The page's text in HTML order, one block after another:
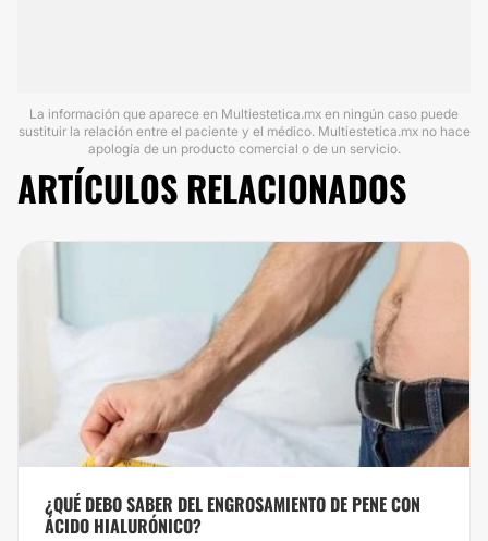
La información que aparece en Multiestetica.mx en ningún caso puede
sustituir la relación entre el paciente y el médico. Multiestetica.mx no hace
apología de un producto comercial o de un servicio.
ARTÍCULOS RELACIONADOS
¿QUÉ DEBO SABER DEL ENGROSAMIENTO DE PENE CON
ÁCIDO HIALURÓNICO?